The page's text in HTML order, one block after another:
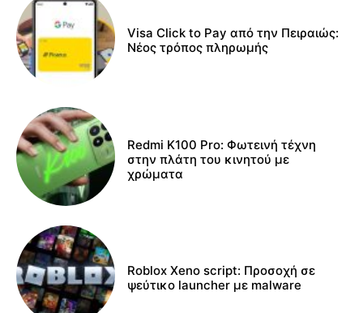
Visa Click to Pay από την Πειραιώς:
Νέος τρόπος πληρωμής
Redmi K100 Pro: Φωτεινή τέχνη
στην πλάτη του κινητού με
χρώματα
Roblox Xeno script: Προσοχή σε
ψεύτικο launcher με malware